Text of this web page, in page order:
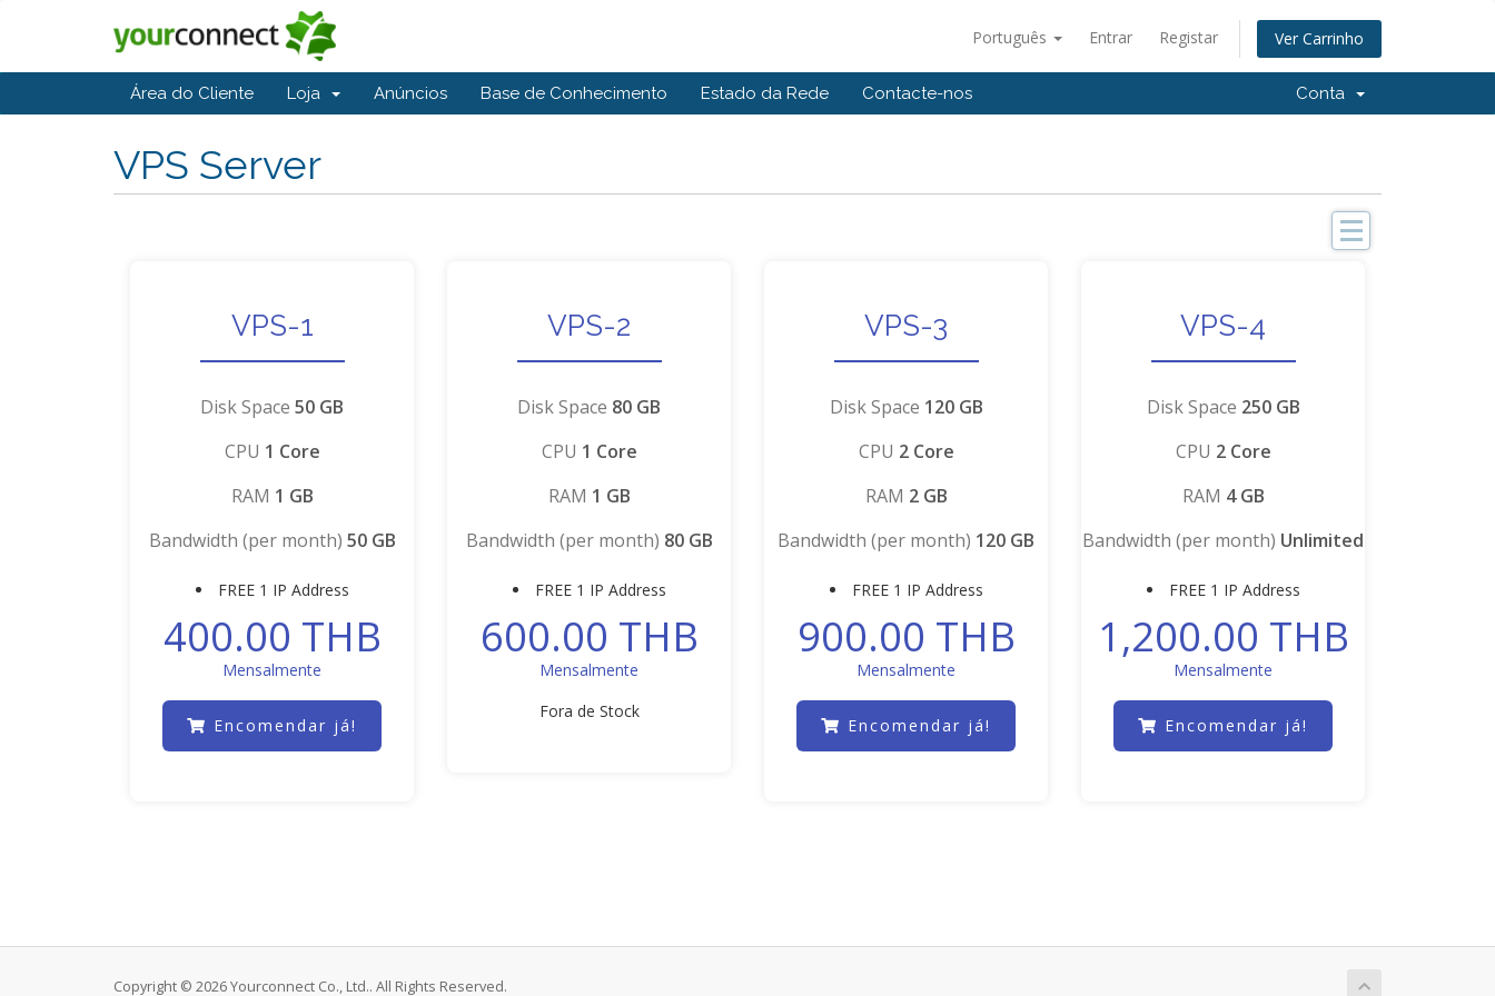
Português Entrar Registar Ver Carrinho
Área do Cliente Loja Anúncios Base de Conhecimento Estado da Rede Contacte-nos Conta
VPS Server
o
VPS-1
Disk Space 50 GB
CPU 1 Core
RAM 1 GB
Bandwidth (per month) 50 GB
FREE 1 IP Address
400.00 THB
Mensalmente
Encomendar já!
VPS-2
Disk Space 80 GB
CPU 1 Core
RAM 1 GB
Bandwidth (per month) 80 GB
FREE 1 IP Address
600.00 THB
Mensalmente
Fora de Stock
VPS-3
Disk Space 120 GB
CPU 2 Core
RAM 2 GB
Bandwidth (per month) 120 GB
FREE 1 IP Address
900.00 THB
Mensalmente
Encomendar já!
VPS-4
Disk Space 250 GB
CPU 2 Core
RAM 4 GB
Bandwidth (per month) Unlimited
FREE 1 IP Address
1,200.00 THB
Mensalmente
Encomendar já!
Copyright © 2026 Yourconnect Co., Ltd.. All Rights Reserved.